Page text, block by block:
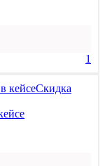
1
Скидка